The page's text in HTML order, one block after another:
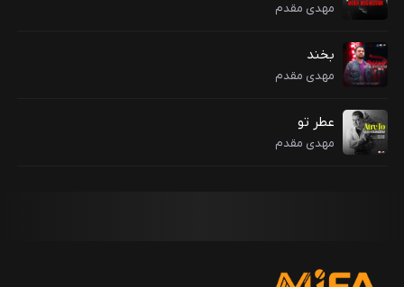
مهدی مقدم
بخند
مهدی مقدم
عطر تو
مهدی مقدم